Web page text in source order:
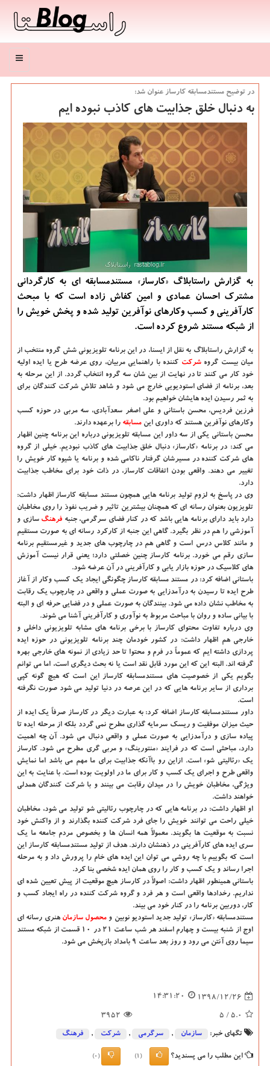
منو
در توضیح مستندمسابقه كارساز عنوان شد:
به دنبال خلق جذابیت های كاذب نبوده ایم
به گزارش راستابلاگ «كارساز» مستندمسابقه ای به كارگردانی
مشترك احسان عمادی و امین كفاش زاده است كه با مبحث
كارآفرینی و كسب وكارهای نوآفرین تولید شده و پخش خویش را
از شبكه مستند شروع كرده است.
به گزارش راستابلاگ به نقل از ایسنا، در این برنامه تلویزیونی شش گروه منتخب از
میان بیست گروهشركت كننده با راهنمایی مربیان، روی عرضه طرح یا ایده اولیه
خود كار می كنند تا در نهایت از بین شان سه گروه انتخاب گردد. از این مرحله به
بعد، برنامه از فضای استودیویی خارج می شود و شاهد تلاش شركت كنندگان برای
به ثمر رسیدن ایده هایشان خواهیم بود.
فرزین فردیس، محسن باستانی و علی اصغر سعدآبادی، سه مربی در حوزه كسب
وكارهای نوآفرین هستند كه داوری این مسابقه را برعهده دارند.
محسن باستانی یكی از سه داور این مسابقه تلویزیونی درباره این برنامه چنین اظهار
می كند: در برنامه «كارساز» دنبال خلق جذابیت های كاذب نبودیم. خیلی از گروه
های شركت كننده در مسیرشان گرفتار ناكامی شده و برنامه یا شیوه كار خویش را
تغییر می دهند. واقعی بودن اتفاقات كارساز، در ذات خود برای مخاطب جذابیت
دارد.
وی در پاسخ به لزوم تولید برنامه هایی همچون مستند مسابقه كارساز اظهار داشت:
تلویزیون بعنوان رسانه ای كه همچنان بیشترین تاثیر و ضریب نفوذ را روی مخاطبان
دارد باید دارای برنامه هایی باشد كه در كنار فضای سرگرمی، جنبه فرهنگ سازی و
آموزشی را هم در نظر بگیرد. گاهی این جنبه از كاركرد رسانه ای به صورت مستقیم
و مانند كلاس درس است و گاهی هم در چارچوب های جدید و غیرمستقیم برنامه
سازی رقم می خورد. برنامه كارساز چنین خصلتی دارد؛ یعنی قرار نیست آموزش
های كلاسیك در حوزه بازار یابی و كارآفرینی در آن عرضه شود.
باستانی اضافه كرد: در مستند مسابقه كارساز چگونگی ایجاد یك كسب وكار از آغاز
طرح ایده تا رسیدن به درآمدزایی به صورت عملی و واقعی در چارچوب یك رقابت
به مخاطب نشان داده می شود. بینندگان به صورت عملی و در فضایی حرفه ای و البته
با بیانی ساده و روان با مباحث مربوط به نوآوری و كارآفرینی آشنا می شوند.
وی درباره تفاوت محتوای كارساز با برخی برنامه های مشابه تلویزیونی داخلی و
خارجی هم اظهار داشت: در كشور خودمان چند برنامه تلویزیونی در حوزه ایده
پردازی داشته ایم كه عموماً در فرم و محتوا تا حد زیادی از نمونه های خارجی بهره
گرفته اند. البته این كه این مورد قابل نقد است یا نه بحث دیگری است، اما می توانم
بگویم یكی از خصوصیت های مستندمسابقه كارساز این است كه هیچ گونه كپی
برداری از سایر برنامه هایی كه در این عرصه در دنیا تولید می شود صورت نگرفته
است.
داور مستندمسابقه كارساز اضافه كرد: به عبارت دیگر در كارساز صرفاً یك ایده از
حیث میزان موفقیت و ریسك سرمایه گذاری مطرح نمی گردد بلكه از مرحله ایده تا
پیاده سازی و درآمدزایی به صورت عملی و واقعی دنبال می شود. آن چه اهمیت
دارد، مباحثی است كه در فرایند «منتورینگ» و مربی گری مطرح می شود. كارساز
یك «رئالیتی شو» است. ازاین رو باآنكه جذابیت برای ما مهم می باشد اما نمایش
واقعی طرح و اجرای یك كسب و كار برای ما در اولویت بوده است. با عنایت به این
ویژگی، مخاطبان خویش را در میدان رقابت می بینند و با شركت كنندگان همدلی
خواهند داشت.
او اظهار داشت: در برنامه هایی كه در چارچوب رئالیتی شو تولید می شود، مخاطبان
خیلی راحت می توانند خویش را جای فرد شركت كننده بگذارند و از واكنش خود
نسبت به موقعیت ها بگویند. معمولاً همه انسان ها و بخصوص مردم جامعه ما یك
سری ایده های كارآفرینی در ذهنشان دارند. هدف از تولید مستندمسابقه كارساز این
است كه بگوییم با چه روشی می توان این ایده های خام را پرورش داد و به مرحله
اجرا رساند و یك كسب و كار را روی همان ایده شخصی بنا كرد.
باستانی همینطور اظهار داشت: اصولاً در كارساز هیچ موقعیت از پیش تعیین شده ای
نداریم. رخدادها واقعی است و هر فرد و گروه شركت كننده در راه ایجاد كسب و
كار، دوربین برنامه را در كنار خود می بیند.
مستندمسابقه «كارساز» تولید جدید استودیو نوبین و محصول سازمان هنری رسانه ای
اوج از شنبه بیست و چهارم اسفند هر شب ساعت ۲۱ در ۱۰ قسمت از شبكه مستند
سیما روی آنتن می رود و روز بعد ساعت ۹ بامداد بازپخش می شود.
1398/12/26
14:31:20
5.0
/ 5
3952
تگهای خبر: سازمان , سرگرمی , شركت , فرهنگ
این مطلب را می پسندید؟ (1)
(0)